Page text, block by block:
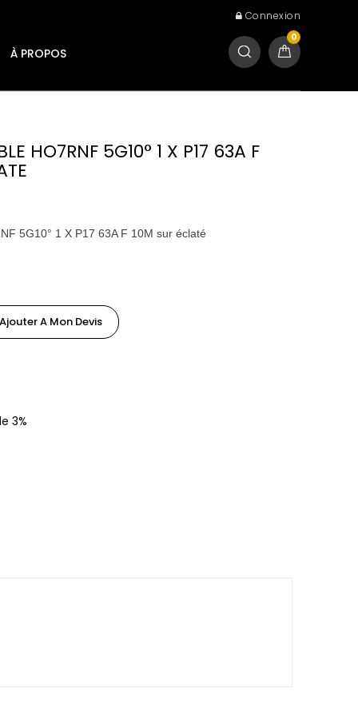
Connexion
0
À PROPOS
HO7RNF 5G10° 1 X P17 63A F
5G10° 1 X P17 63A F 10M sur éclaté
Ajouter A Mon Devis
3%